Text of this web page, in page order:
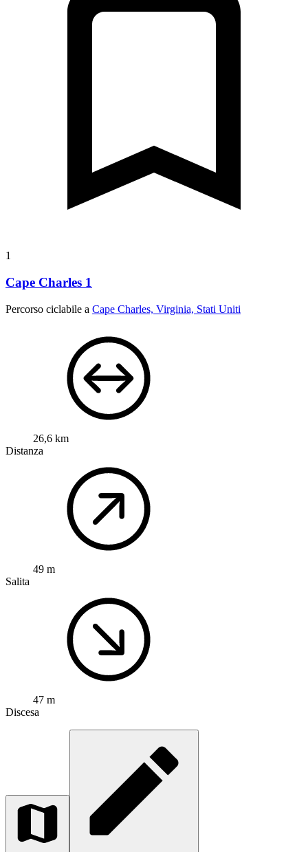
1
Cape Charles 1
Percorso ciclabile a Cape Charles, Virginia, Stati Uniti
26,6 km
Distanza
49 m
Salita
47 m
Discesa